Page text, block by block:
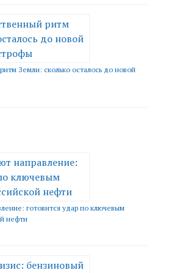
Земли: сколько осталось до новой
готовится удар по ключевым
нефти